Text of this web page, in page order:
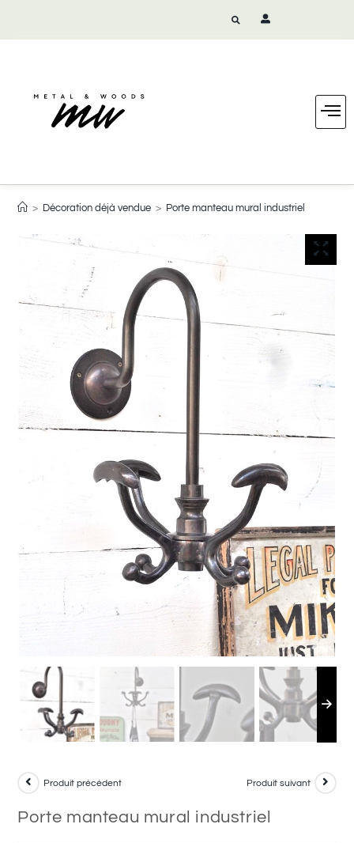
> Décoration déjà vendue > Porte manteau mural industriel
Produit précédent Produit suivant
Porte manteau mural industriel